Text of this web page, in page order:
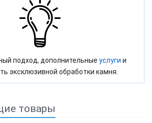
подход, дополнительные услуги и
эксклюзивной обработки камня.
товары